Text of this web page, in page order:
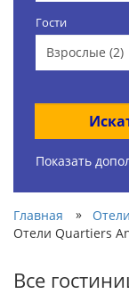
Гости
Взрослые (2)
Показать
Главная »
Отели Quartiers
Все